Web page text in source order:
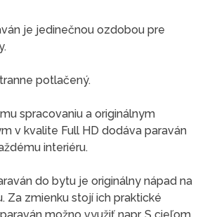
je jedinečnou ozdobou pre
potlačený.
spracovaniu a originálnym
v kvalite Full HD dodáva paraván
interiéru.
do bytu je originálny nápad na
Za zmienku stojí ich praktické